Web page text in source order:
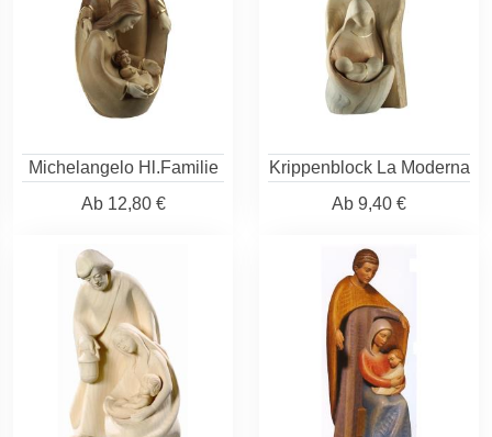
Michelangelo Hl.Familie
Ab12,80 €
Krippenblock La Moderna
Ab 9,40 €